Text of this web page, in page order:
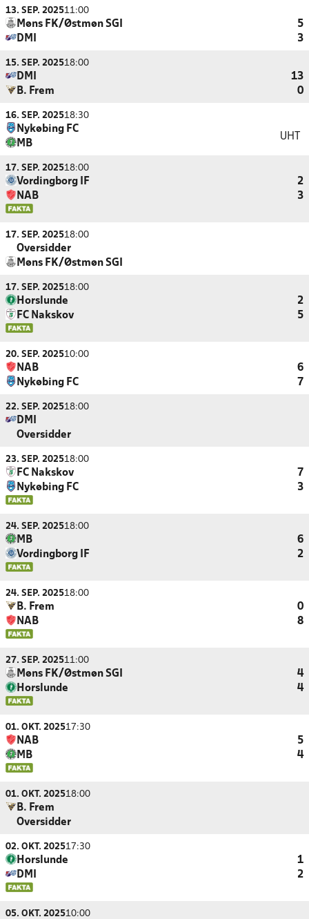
13. SEP. 202511:00
Møns FK/Østmøn SGI
5
DMI
3
15. SEP. 202518:00
DMI
13
B. Frem
0
16. SEP. 202518:30
Nykøbing FC
MB
UHT
17. SEP. 202518:00
Vordingborg IF
2
NAB
3
17. SEP. 202518:00
Oversidder
Møns FK/Østmøn SGI
17. SEP. 202518:00
Horslunde
2
FC Nakskov
5
20. SEP. 202510:00
NAB
6
Nykøbing FC
7
22. SEP. 202518:00
DMI
Oversidder
23. SEP. 202518:00
FC Nakskov
7
Nykøbing FC
3
24. SEP. 202518:00
MB
6
Vordingborg IF
2
24. SEP. 202518:00
B. Frem
0
NAB
8
27. SEP. 202511:00
Møns FK/Østmøn SGI
4
Horslunde
4
01. OKT. 202517:30
NAB
5
MB
4
01. OKT. 202518:00
B. Frem
Oversidder
02. OKT. 202517:30
Horslunde
1
DMI
2
05. OKT. 202510:00